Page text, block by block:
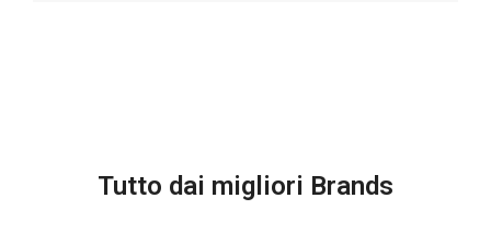
Tutto dai migliori Brands